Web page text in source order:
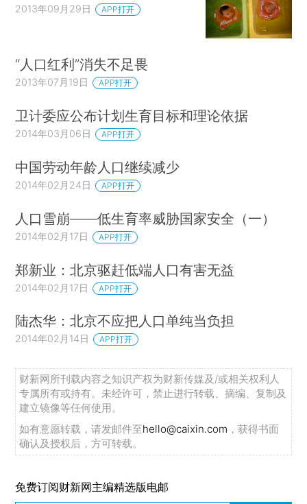
2013年09月29日 APP打开
“人口红利”消失不足畏
2013年07月19日 APP打开
卫计委应公布计划生育目标和理论依据
2014年03月06日 APP打开
中国劳动年龄人口继续减少
2014年02月24日 APP打开
人口雪崩——低生育率威胁国家安全（一）
2014年02月17日 APP打开
郑新业：北京驱赶低端人口有害无益
2014年02月17日 APP打开
陆杰华：北京不应把人口单纯当负担
2014年02月14日 APP打开
财新网所刊载内容之知识产权为财新传媒及/或相关权利人
专属所有或持有。未经许可，禁止进行转载、摘编、复制及
建立镜像等任何使用。
如有意愿转载，请发邮件至hello@caixin.com ，获得书面
确认及授权后，方可转载。
免费订阅财新网主编精选版电邮